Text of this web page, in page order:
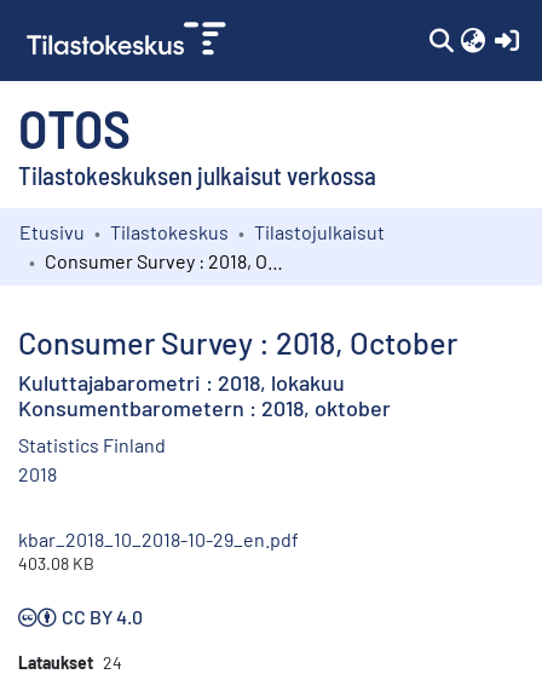
OTOS
Tilastokeskuksen julkaisut verkossa
Kokoelmat
Etusivu Tilastokeskus
Tilastojulkaisut
Consumer Survey : 2018, October
Kuluttajabarometri : 2018, lokakuu
Konsumentbarometern : 2018, oktober
Statistics Finland
2018
kbar_2018_10_2018-10-29_en.pdf
403.08 KB
CC BY 4.0
Lataukset 24